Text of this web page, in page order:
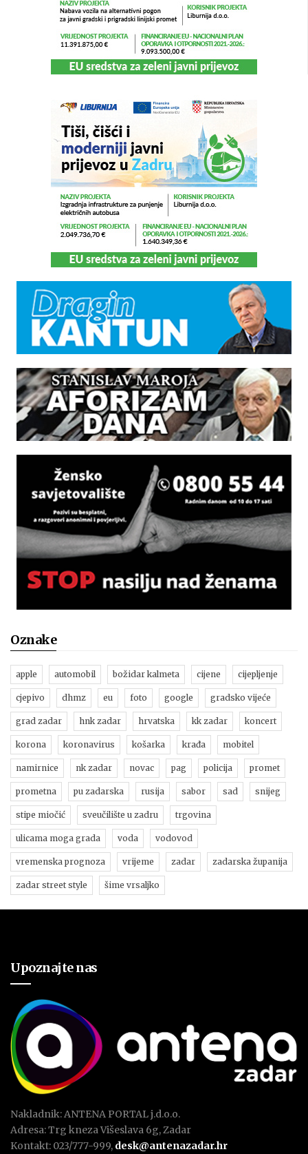
Oznake
apple automobil božidar kalmeta cijene cijepljenje
cjepivo dhmz eu foto google gradsko vijeće
grad zadar hnk zadar hrvatska kk zadar koncert
korona koronavirus košarka krađa mobitel
namirnice nk zadar novac pag policija promet
prometna pu zadarska rusija sabor sad snijeg
stipe miočić sveučilište u zadru trgovina
ulicama moga grada voda vodovod
vremenska prognoza vrijeme zadar zadarska županija
zadar street style šime vrsaljko
Upoznajte nas
Nakladnik: ANTENA PORTAL j.d.o.o.
Adresa: Trg kneza Višeslava 6g, Zadar
Kontakt: 023/777-999, desk@antenazadar.hr